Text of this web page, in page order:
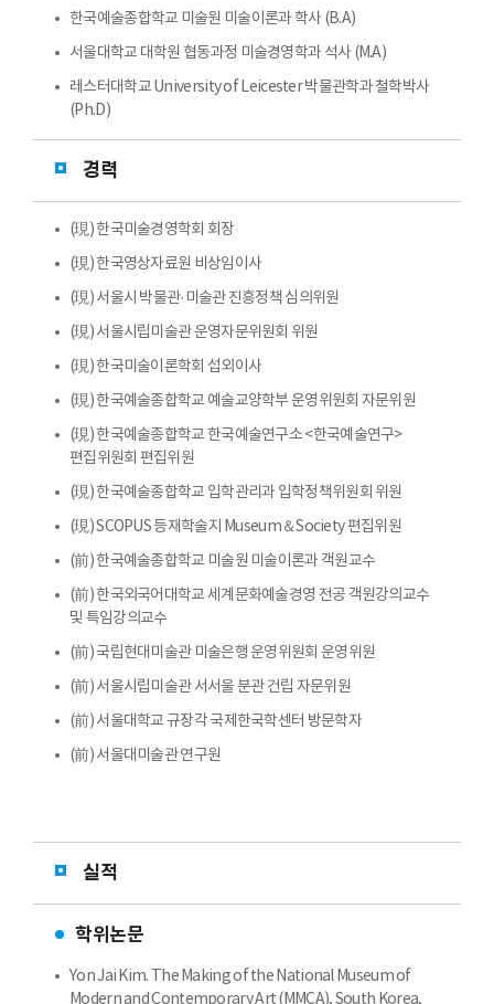
한국예술종합학교 미술원 미술이론과 학사 (B.A)
서울대학교 대학원 협동과정 미술경영학과 석사 (M.A)
레스터대학교 University of Leicester 박물관학과 철학박사
(Ph.D)
경력
(現) 한국미술경영학회 회장
(現) 한국영상자료원 비상임이사
(現) 서울시 박물관·미술관 진흥정책 심의위원
(現) 서울시립미술관 운영자문위원회 위원
(現) 한국미술이론학회 섭외이사
(現) 한국예술종합학교 예술교양학부 운영위원회 자문위원
(現) 한국예술종합학교 한국예술연구소 <한국예술연구>
편집위원회 편집위원
(現) 한국예술종합학교 입학관리과 입학정책위원회 위원
(現) SCOPUS 등재학술지 Museum＆Society 편집위원
(前) 한국예술종합학교 미술원 미술이론과 객원교수
(前) 한국외국어대학교 세계문화예술경영 전공 객원강의교수
및 특임강의교수
(前) 국립현대미술관 미술은행 운영위원회 운영위원
(前) 서울시립미술관 서서울 분관 건립 자문위원
(前) 서울대학교 규장각 국제한국학센터 방문학자
(前) 서울대미술관 연구원
실적
학위논문
Yon Jai Kim. The Making of the National Museum of
Modern and Contemporary Art (MMCA), South Korea,